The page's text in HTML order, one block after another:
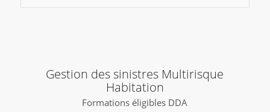
Gestion des sinistres Multirisque
Habitation
Formations éligibles DDA